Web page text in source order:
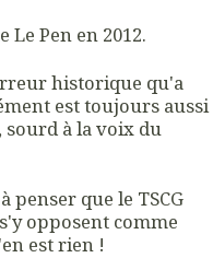
Pen en 2012.
historique qu'a
est toujours aussi
sourd à la voix du
penser que le TSCG
opposent comme
est rien !